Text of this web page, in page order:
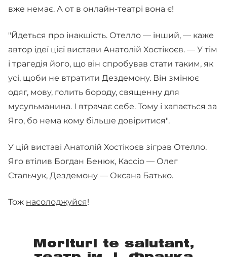
вже немає. А от в онлайн-театрі вона є!
"Йдеться про інакшість. Отелло — інший, — каже
автор ідеї цієї вистави Анатолій Хостікоєв. — У тім
і трагедія його, що він спробував стати таким, як
усі, щоби не втратити Дездемону. Він змінює
одяг, мову, голить бороду, священну для
мусульманина. І втрачає себе. Тому і хапається за
Яго, бо нема кому більше довіритися".
У цій виставі Анатолій Хостікоєв зіграв Отелло.
Яго втілив Богдан Бенюк, Кассіо — Олег
Стальчук, Дездемону — Оксана Батько.
Тож насолоджуйся!
Morituri te salutant,